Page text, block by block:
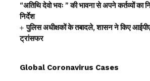
“अतिथि देवो भवः ” की भावना से अपने कर्तव्यों का
निर्देश
पुलिस अधीक्षकों के तबादले, शासन ने किए
ट्रांसफर
Global Coronavirus Cases